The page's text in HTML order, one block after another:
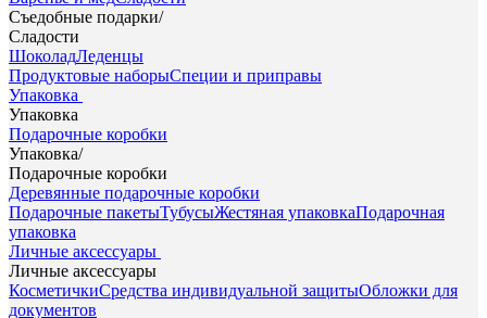
Съедобные подарки/
Сладости
ШоколадЛеденцы
Продуктовые наборыСпеции и приправы
Упаковка
Упаковка
Подарочные коробки
Упаковка/
Подарочные коробки
Деревянные подарочные коробки
Подарочные пакетыТубусыЖестяная упаковкаПодарочная
упаковка
Личные аксессуары
Личные аксессуары
КосметичкиСредства индивидуальной защитыОбложки для
документов